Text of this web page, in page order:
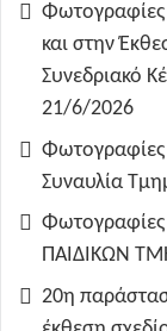
και στην
Συνεδριακό
21/6/2026
Συναυλία
ΠΑΙΔΙΚΩΝ
20η